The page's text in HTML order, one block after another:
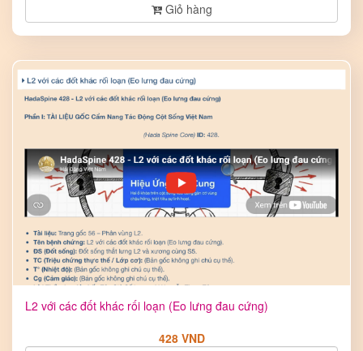
Giỏ hàng
L2 với các đốt khác rối loạn (Eo lưng đau cứng)
428 VND